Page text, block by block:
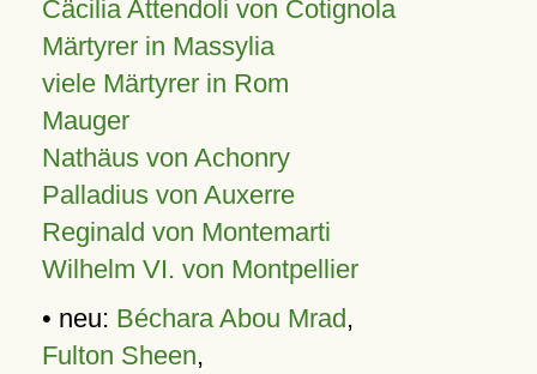
Cäcilia Attendoli von Cotignola
Märtyrer in Massylia
viele Märtyrer in Rom
Mauger
Nathäus von Achonry
Palladius von Auxerre
Reginald von Montemarti
Wilhelm VI. von Montpellier
• neu: Béchara Abou Mrad,
Fulton Sheen,